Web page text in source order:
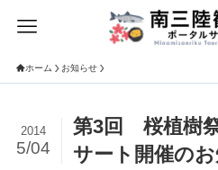
ホーム お知らせ
第3回 桜植樹
サート開催の
2014
5/04